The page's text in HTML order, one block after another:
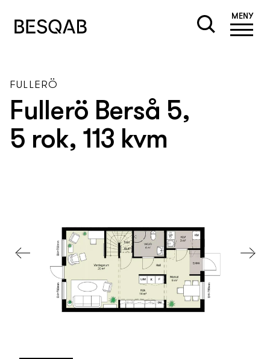
MENY
FULLERÖ
Fullerö Berså 5,
5 rok, 113 kvm